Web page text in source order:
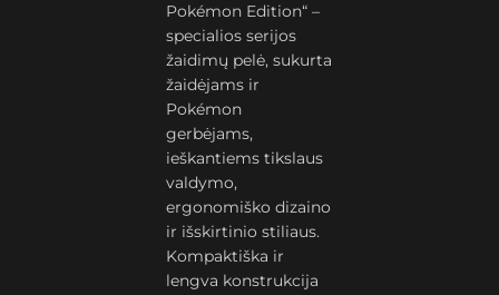
Pokémon Edition“ –
specialios serijos
žaidimų pelė, sukurta
žaidėjams ir
Pokémon
gerbėjams,
ieškantiems tikslaus
valdymo,
ergonomiško dizaino
ir išskirtinio stiliaus.
Kompaktiška ir
lengva konstrukcija